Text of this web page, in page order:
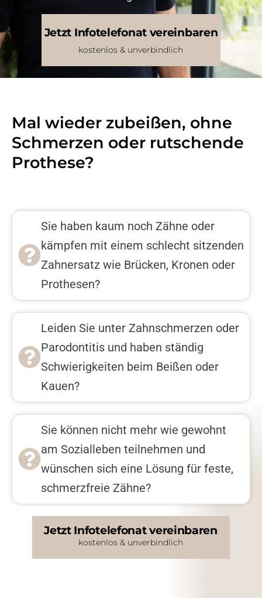
Jetzt Infotelefonat vereinbaren
kostenlos & unverbindlich
Mal wieder zubeißen, ohne
Schmerzen oder rutschende
Prothese?
Sie haben kaum noch Zähne oder
kämpfen mit einem schlecht sitzenden
Zahnersatz wie Brücken, Kronen oder
Prothesen?
Leiden Sie unter Zahnschmerzen oder
Parodontitis und haben ständig
Schwierigkeiten beim Beißen oder
Kauen?
Sie können nicht mehr wie gewohnt
am Sozialleben teilnehmen und
wünschen sich eine Lösung für feste,
schmerzfreie Zähne?
Jetzt Infotelefonat vereinbaren
kostenlos & unverbindlich